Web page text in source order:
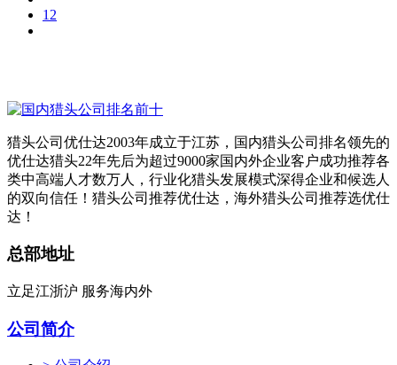
1 2
猎头公司优仕达2003年成立于江苏，国内猎头公司排名领先的
优仕达猎头22年先后为超过9000家国内外企业客户成功推荐各
类中高端人才数万人，行业化猎头发展模式深得企业和候选人
的双向信任！猎头公司推荐优仕达，海外猎头公司推荐选优仕
达！
总部地址
立足江浙沪 服务海内外
公司简介